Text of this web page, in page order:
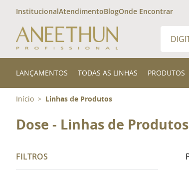
InstitucionalAtendimentoBlogOnde Encontrar
LANÇAMENTOS TODAS AS LINHAS PRODUTOS
Início > Linhas de Produtos
Dose - Linhas de Produtos
FILTROS